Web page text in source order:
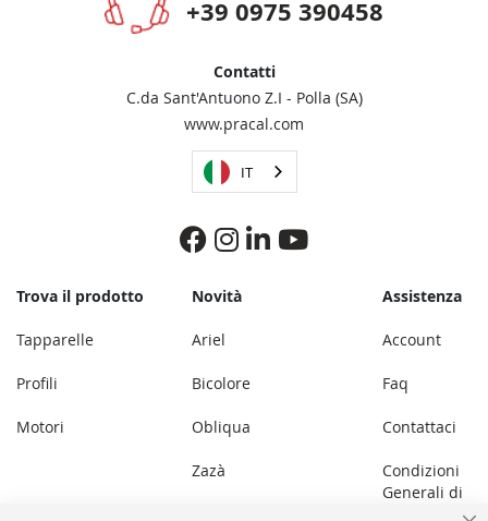
+39 0975 390458
Contatti
C.da Sant'Antuono Z.I - Polla (SA)
www.pracal.com
IT
Trova il prodotto
Tapparelle
Profili
Motori
Novità
Ariel
Bicolore
Obliqua
Zazà
Assistenza
Account
Faq
Contattaci
Condizioni
Generali di